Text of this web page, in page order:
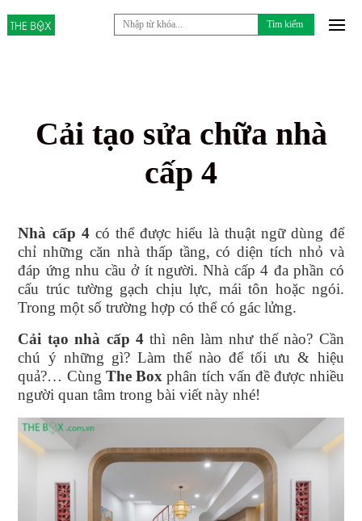
Tìm
kiếm
Cải tạo sửa chữa nhà
cấp 4
Nhà cấp 4 có thể được hiểu là thuật ngữ dùng để
chỉ những căn nhà thấp tầng, có diện tích nhỏ và
đáp ứng nhu cầu ở ít người. Nhà cấp 4 đa phần có
cấu trúc tường gạch chịu lực, mái tôn hoặc ngói.
Trong một số trường hợp có thể có gác lửng.
Cải tạo nhà cấp 4thì nên làm như thế nào? Cần
chú ý những gì? Làm thế nào để tối ưu & hiệu
quả?… Cùng The Box phân tích vấn đề được nhiều
người quan tâm trong bài viết này nhé!